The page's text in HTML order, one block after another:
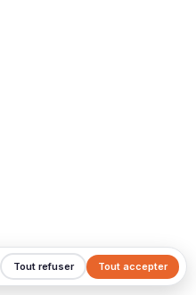
Tout accepter
Tout refuser